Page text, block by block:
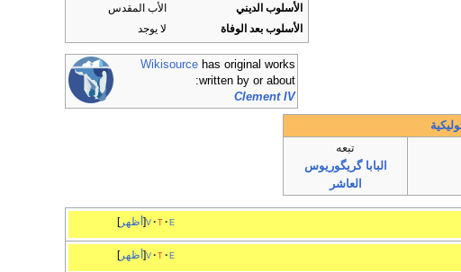
الأسلوب الديني
الأب المقدس
الأسلوب بعد الوفاة
لا يوجد
Wikisourcehas original works
written by or about:
Clement IV
تبعه
البابا گريگوريوس
العاشر
أظهر v t e
أظهر v t e